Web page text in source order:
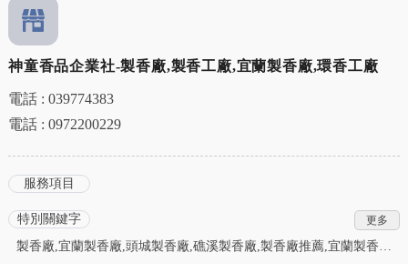
神童香品企業社-製香廠,製香工廠,宜蘭製香廠,環香工廠
電話 : 039774383
電話 : 0972200229
服務項目
特別關鍵字
製香廠,宜蘭製香廠,頭城製香廠,礁溪製香廠,製香廠推薦,宜蘭製香廠